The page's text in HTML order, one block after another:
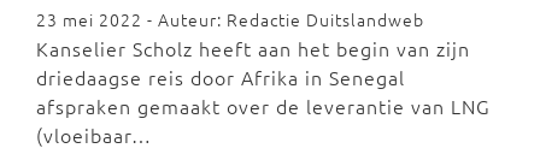
23 mei 2022 - Auteur: Redactie Duitslandweb
Kanselier Scholz heeft aan het begin van zijn
driedaagse reis door Afrika in Senegal
afspraken gemaakt over de leverantie van LNG
(vloeibaar…